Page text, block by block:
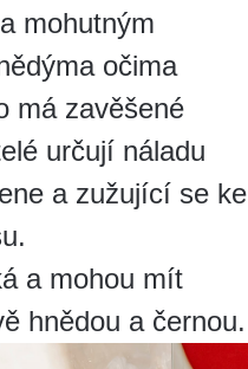
mohutným
očima
má zavěšené
určují náladu
a zužující se ke
a mohou mít
hnědou a černou.